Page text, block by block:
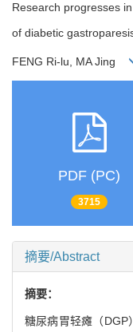
Research progresses
of diabetic
FENG Ri-lu, MA Jing
PDF (PC)
3715
摘要/Abstract
摘要：
糖尿病胃轻瘫（DGP